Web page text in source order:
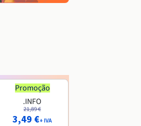
Promoção
.INFO
21,89 €
3,49 €+ IVA